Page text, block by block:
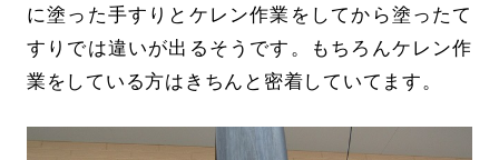
に塗った手すりとケレン作業をしてから塗ったて
すりでは違いが出るそうです。もちろんケレン作
業をしている方はきちんと密着していてます。